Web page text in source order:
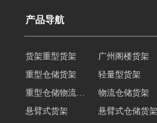
阁楼货架
产品导航
重型仓储货架 轻量型货架
物流仓储货架
悬臂式货架
悬臂式仓储货架
轻型货架
轻型仓储货架